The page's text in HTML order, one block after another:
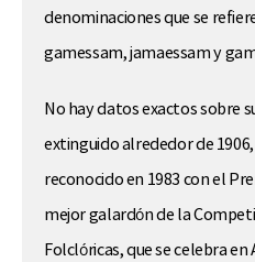
denominaciones que se
gamessam, jamaessam y
No hay datos exactos sobre
extinguido alrededor de
reconocido en 1983 con el
mejor galardón de la
Folclóricas, que se celebra